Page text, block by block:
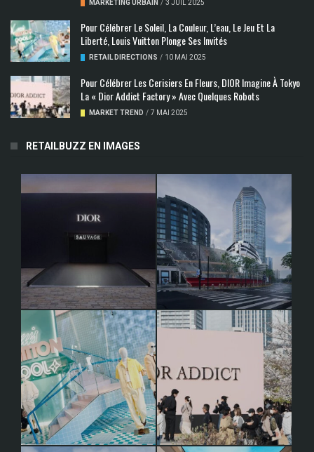
MARKETING URBAIN / 3 JUIL 2025
Pour Célébrer Le Soleil, La Couleur, L’eau, Le Jeu Et La
Liberté, Louis Vuitton Plonge Ses Invités
RETAIL DIRECTIONS / 10 MAI 2025
Pour Célébrer Les Cerisiers En Fleurs, DIOR Imagine À Tokyo
La « Dior Addict Factory » Avec Quelques Robots
MARKET TREND / 7 MAI 2025
RETAILBUZZ EN IMAGES